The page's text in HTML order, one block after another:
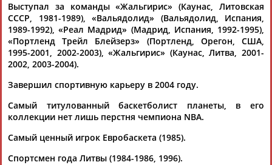
Камалудин
АБДУЛДАУДОВ
Абдула
АБДУЛЖАЛИЛОВ
Магомед
АБДУЛКАГИРОВ
Назир
АБДУЛЛАЕВ
24 персон из 13181
ТАБЛО АКТИВНОСТИ
Выступал за команды «Жальгирис» (Каунас, Литовская
СССР, 1981-1989), «Вальядолид» (Вальядолид, Испания,
1989-1992), «Реал Мадрид» (Мадрид, Испания, 1992-1995),
«Портленд Трейл Блейзерз» (Портленд, Орегон, США,
1995-2001, 2002-2003), «Жальгирис» (Каунас, Литва, 2001-
2002, 2003-2004).
Завершил спортивную карьеру в 2004 году.
Самый титулованный баскетболист планеты, в его
коллекции нет лишь перстня чемпиона NBA.
Самый ценный игрок Евробаскета (1985).
Спортсмен года Литвы (1984-1986, 1996).